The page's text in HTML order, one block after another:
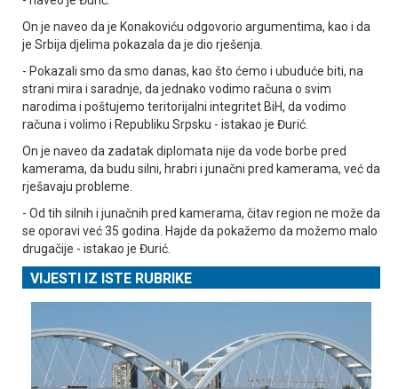
On je naveo da je Konakoviću odgovorio argumentima, kao i da
je Srbija djelima pokazala da je dio rješenja.
- Pokazali smo da smo danas, kao što ćemo i ubuduće biti, na
strani mira i saradnje, da jednako vodimo računa o svim
narodima i poštujemo teritorijalni integritet BiH, da vodimo
računa i volimo i Republiku Srpsku - istakao je Đurić.
On je naveo da zadatak diplomata nije da vode borbe pred
kamerama, da budu silni, hrabri i junačni pred kamerama, već da
rješavaju probleme.
- Od tih silnih i junačnih pred kamerama, čitav region ne može da
se oporavi već 35 godina. Hajde da pokažemo da možemo malo
drugačije - istakao je Đurić.
VIJESTI IZ ISTE RUBRIKE